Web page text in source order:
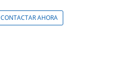
CONTACTAR AHORA